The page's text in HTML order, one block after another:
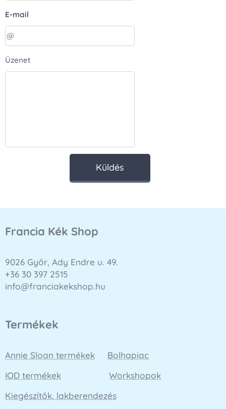
E-mail
Üzenet
Küldés
Francia Kék Shop
9026 Győr, Ady Endre u. 49.
+36 30 397 2515
info@franciakekshop.hu
Termékek
Annie Sloan termékek
Bolhapiac
IOD termékek
Workshopok
Kiegészítők, lakberendezés